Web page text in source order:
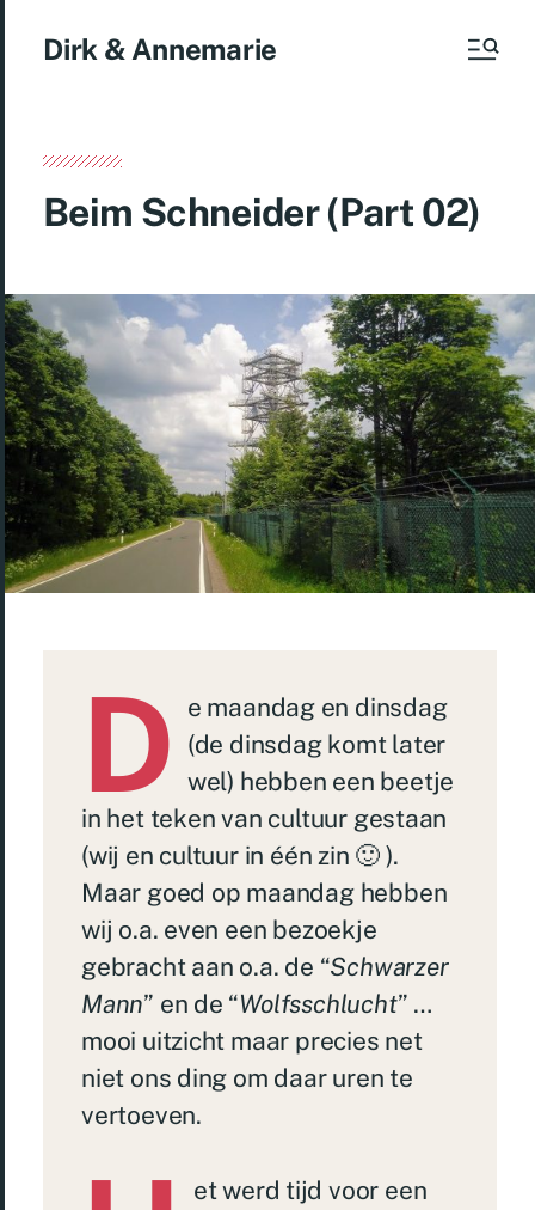
Dirk & Annemarie
Beim Schneider (Part 02)
D
e maandag en dinsdag
(de dinsdag komt later
wel) hebben een beetje
in het teken van cultuur gestaan
(wij en cultuur in één zin 🙂 ).
Maar goed op maandag hebben
wij o.a. even een bezoekje
gebracht aan o.a. de “Schwarzer
Mann” en de “Wolfsschlucht” …
mooi uitzicht maar precies net
niet ons ding om daar uren te
vertoeven.
et werd tijd voor een